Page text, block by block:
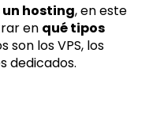
un hosting, en este
en qué tipos
son los VPS, los
dedicados.